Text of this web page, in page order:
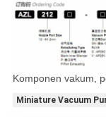
Komponen vakum,
Miniature Vacuum